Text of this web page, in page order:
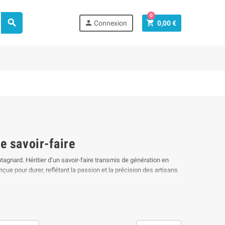
  Connexion  0,00 €
0
savoir-faire
Héritier d’un savoir-faire transmis de génération en
pour durer, reflétant la passion et la précision des artisans
robustesse et élégance. Lame inox, manche en bois et